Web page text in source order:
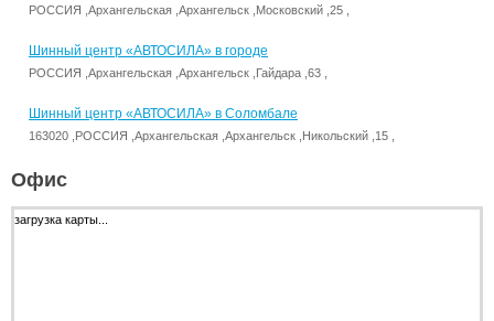
РОССИЯ ,Архангельская ,Архангельск ,Московский ,25 ,
Шинный центр «АВТОСИЛА» в городе
РОССИЯ ,Архангельская ,Архангельск ,Гайдара ,63 ,
Шинный центр «АВТОСИЛА» в Соломбале
163020 ,РОССИЯ ,Архангельская ,Архангельск ,Никольский ,15 ,
Офис
загрузка карты...